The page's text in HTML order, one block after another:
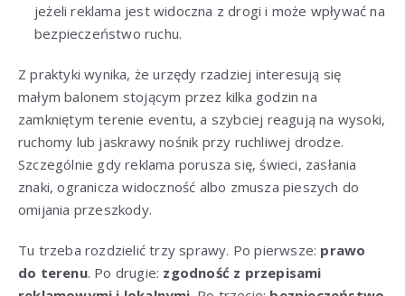
jeżeli reklama jest widoczna z drogi i może wpływać na
bezpieczeństwo ruchu.
Z praktyki wynika, że urzędy rzadziej interesują się
małym balonem stojącym przez kilka godzin na
zamkniętym terenie eventu, a szybciej reagują na wysoki,
ruchomy lub jaskrawy nośnik przy ruchliwej drodze.
Szczególnie gdy reklama porusza się, świeci, zasłania
znaki, ogranicza widoczność albo zmusza pieszych do
omijania przeszkody.
Tu trzeba rozdzielić trzy sprawy. Po pierwsze: prawo
do terenu. Po drugie: zgodność z przepisami